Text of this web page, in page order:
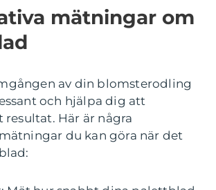
mätningar om
av din blomsterodling
och hjälpa dig att
Här är några
du kan göra när det